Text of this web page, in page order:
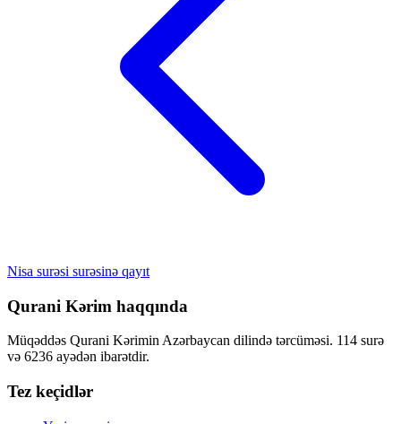
Nisa surəsi surəsinə qayıt
Qurani Kərim haqqında
Müqəddəs Qurani Kərimin Azərbaycan dilində tərcüməsi. 114 surə
və 6236 ayədən ibarətdir.
Tez keçidlər